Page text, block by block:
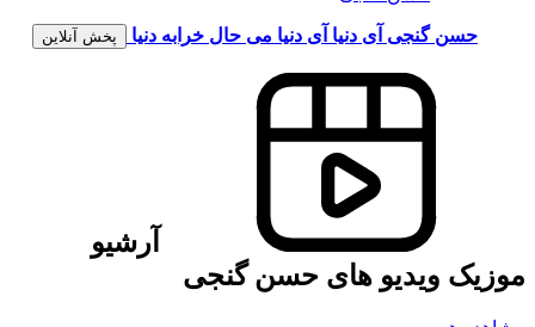
حسن گنجی آی دنیا آی دنیا می حال خرابه دنیا پخش آنلاین
آرشیو
موزیک ویدیو های حسن گنجی